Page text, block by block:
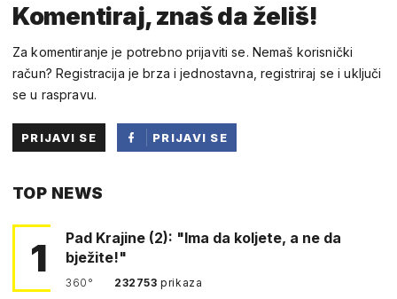
Komentiraj, znaš da želiš!
Za komentiranje je potrebno prijaviti se. Nemaš korisnički
račun? Registracija je brza i jednostavna, registriraj se i uključi
se u raspravu.
PRIJAVI SE
PRIJAVI SE
TOP NEWS
1
Pad Krajine (2): "Ima da koljete, a ne da
bježite!"
360° 232753prikaza